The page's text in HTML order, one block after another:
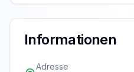
Informationen
Adresse